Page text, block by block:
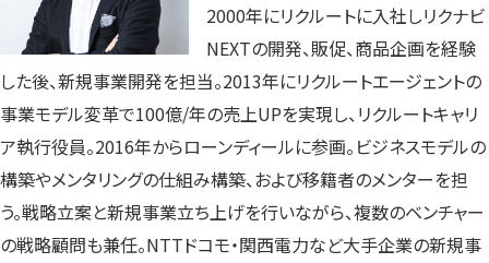
2000年にリクルートに入社しリクナビ
NEXTの開発、販促、商品企画を経験
した後、新規事業開発を担当。2013年にリクルートエージェントの
事業モデル変革で100億/年の売上UPを実現し、リクルートキャリ
ア執行役員。2016年からローンディールに参画。ビジネスモデルの
構築やメンタリングの仕組み構築、および移籍者のメンターを担
う。戦略立案と新規事業立ち上げを行いながら、複数のベンチャー
の戦略顧問も兼任。NTTドコモ・関西電力など大手企業の新規事